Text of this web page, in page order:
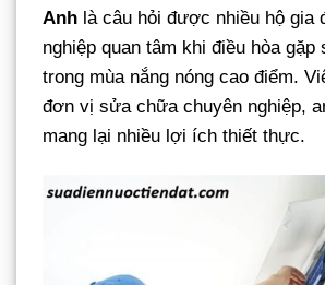
Anh là câu hỏi được nhiều hộ gia
nghiệp quan tâm khi điều hòa
trong mùa nắng nóng cao điểm.
đơn vị sửa chữa chuyên nghiệp,
mang lại nhiều lợi ích thiết thực.